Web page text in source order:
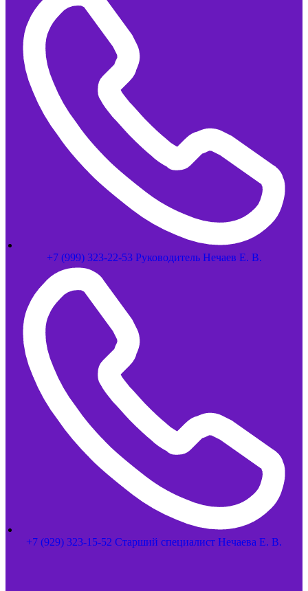
+7 (999) 323-22-53 Руководитель Нечаев Е. В.
+7 (929) 323-15-52 Старший специалист Нечаева Е. В.